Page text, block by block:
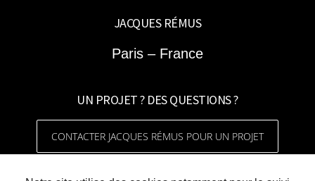
JACQUES RÉMUS
Paris – France
UN PROJET ? DES QUESTIONS ?
CONTACTER JACQUES RÉMUS POUR UN PROJET